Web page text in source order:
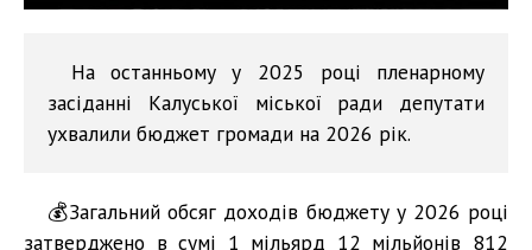
На останньому у 2025 році пленарному
засіданні Калуської міської ради депутати
ухвалили бюджет громади на 2026 рік.
💰Загальний обсяг доходів бюджету у 2026 році
затверджено в сумі 1 мільярд 12 мільйонів 812